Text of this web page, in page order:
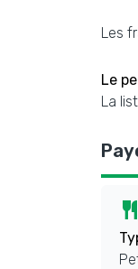
Les
Le
La
restaurant